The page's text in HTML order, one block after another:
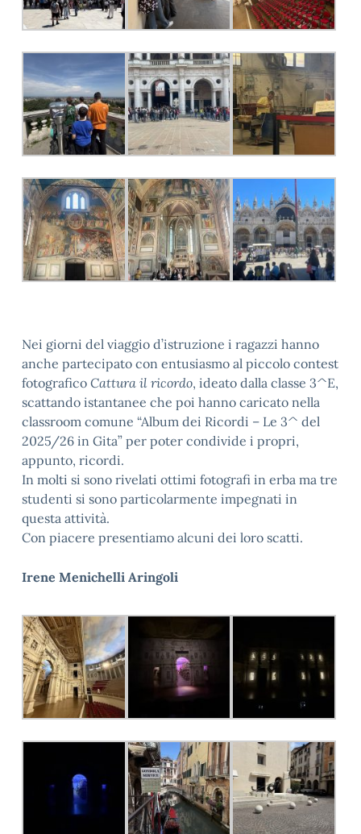
Nei giorni del viaggio d’istruzione i ragazzi hanno
anche partecipato con entusiasmo al piccolo contest
fotografico Cattura il ricordo, ideato dalla classe 3^E,
scattando istantanee che poi hanno caricato nella
classroom comune “Album dei Ricordi – Le 3^ del
2025/26 in Gita” per poter condivide i propri,
appunto, ricordi.
In molti si sono rivelati ottimi fotografi in erba ma tre
studenti si sono particolarmente impegnati in
questa attività.
Con piacere presentiamo alcuni dei loro scatti.
Irene Menichelli Aringoli